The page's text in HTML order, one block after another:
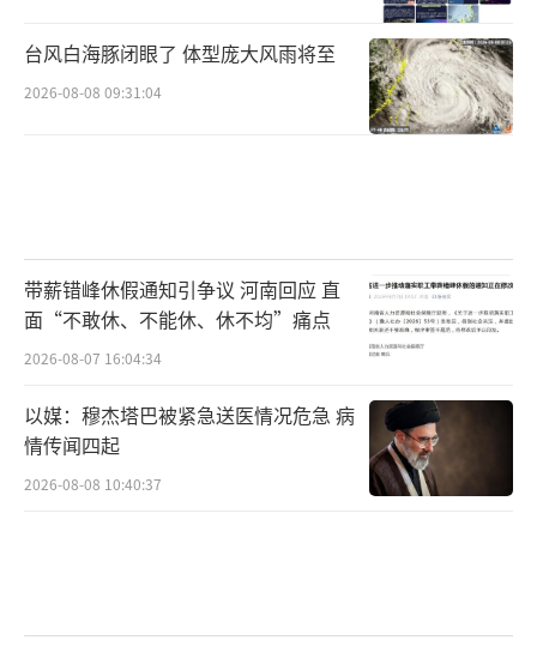
安远县公安局反诈中心民警彭金钊：
只要涉及转账汇款、索要敏感信息，一定
要提高警惕，切勿轻信，及时拨打110或96110
反诈专线咨询核实。行业场所经营者要切实履
台风白海豚闭眼了 体型庞大风雨将至
2026-08-08 09:31:04
带薪错峰休假通知引争议 河南回应 直
面“不敢休、不能休、休不均”痛点
2026-08-07 16:04:34
以媒：穆杰塔巴被紧急送医情况危急 病
情传闻四起
2026-08-08 10:40:37